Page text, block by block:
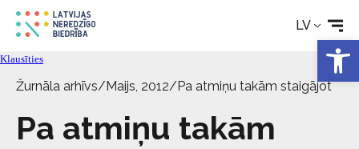
LV
Klausīties
Žurnāla arhīvs/Maijs, 2012/Pa atmiņu takām staigājot
Pa atmiņu takām